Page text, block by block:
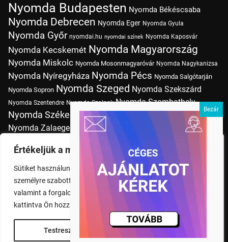
Értékeljük a magánéletét
Sütiket használunk a böngészési élmény fokozására,
személyre szabott hirdetések vagy tartalmak megjelenítésére,
valamint a forgalom elemzésére. A "Mindent elfogad" gombra
kattintva Ön hozzájárul a cookie-k használatához.
Testreszabás Rendben
Nyomda Budapesten Nyomda Békéscsaba
Nyomda Debrecen Nyomda Eger Nyomda Gyula
Nyomda Győr nyomdai.hu nyomdai színek Nyomda Kaposvár
Nyomda Kecskemét Nyomda Magyarország
Nyomda Miskolc Nyomda Mosonmagyaróvár Nyomda Nagykanizsa
Nyomda Nyíregyháza Nyomda Pécs Nyomda Salgótarján
Nyomda Sopron Nyomda Szeged Nyomda Szekszárd
Nyomda Szentendre Nyomda Szolnok Nyomda Szombathely
Nyomda Székesfehérvár Nyomda Tatabánya Nyomda Vác
Nyomda Zalaegerszeg Nyomda Érd nyomtatás
Nyomtatás Budapesten
Pólónyomtatás Budapesten Szitanyomda Budapesten
Tudásbázis